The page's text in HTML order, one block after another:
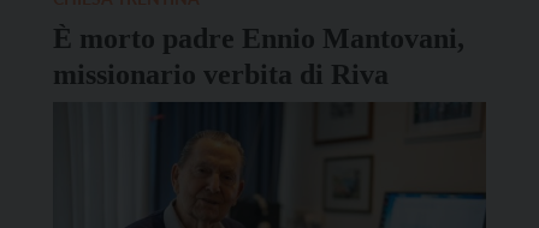
occupata […]
È morto padre Ennio Mantovani,
missionario verbita di Riva